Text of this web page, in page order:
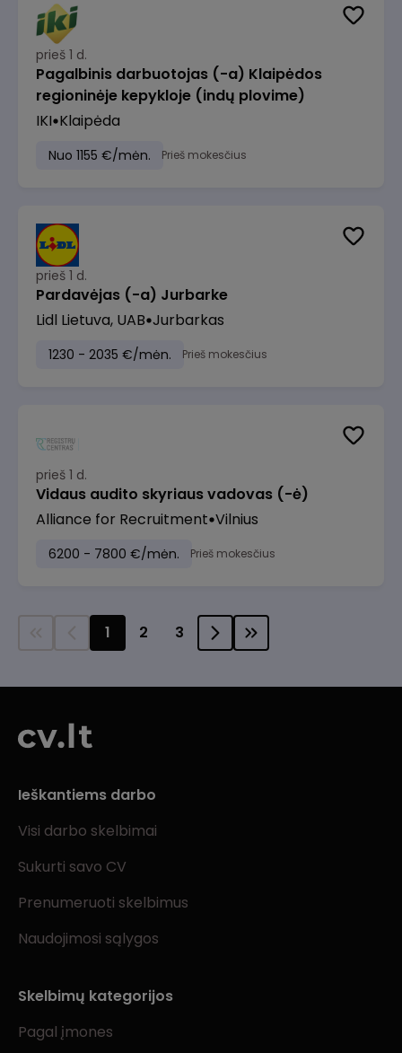
prieš 1 d.
Pagalbinis darbuotojas (-a) Klaipėdos
regioninėje kepykloje (indų plovime)
IKI Klaipėda
Nuo 1155 €/mėn. Prieš mokesčius
prieš 1 d.
Pardavėjas (-a) Jurbarke
Lidl Lietuva, UAB Jurbarkas
1230 - 2035 €/mėn. Prieš mokesčius
prieš 1 d.
Vidaus audito skyriaus vadovas (-ė)
Alliance for Recruitment Vilnius
6200 - 7800 €/mėn. Prieš mokesčius
1 2 3
Ieškantiems darbo
Visi darbo skelbimai
Sukurti savo CV
Prenumeruoti skelbimus
Naudojimosi sąlygos
Skelbimų kategorijos
Pagal įmones